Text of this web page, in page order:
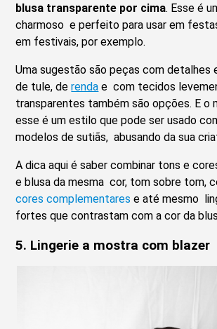
blusa transparente por cima. Esse é
charmoso e perfeito para usar em
em festivais, por exemplo.
Uma sugestão são peças com detalhes
de tule, derenda e com tecidos
transparentes também são opções. E o
esse é um estilo que pode ser usado
modelos de sutiãs, abusando da sua
A dica aqui é saber combinar tons e
e blusa da mesma cor, tom sobre tom,
cores complementares e até mesmo
fortes que contrastam com a cor da
5. Lingerie a mostra com blazer